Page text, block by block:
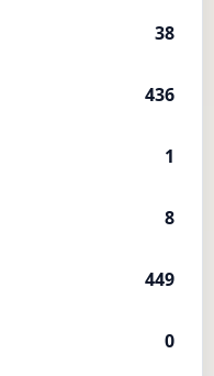
38
436
1
8
449
0